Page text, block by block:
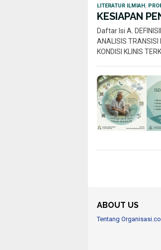
LITERATUR ILMIAH
KESIAPAN
Daftar Isi A.
ANALISIS TRANSISI
KONDISI KLINIS
ABOUT US
Tentang